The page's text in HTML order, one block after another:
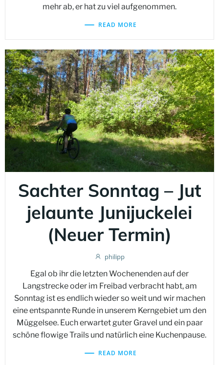
mehr ab, er hat zu viel aufgenommen.
READ MORE
Sachter Sonntag – Jut
jelaunte Junijuckelei
(Neuer Termin)
philipp
Egal ob ihr die letzten Wochenenden auf der
Langstrecke oder im Freibad verbracht habt, am
Sonntag ist es endlich wieder so weit und wir machen
eine entspannte Runde in unserem Kerngebiet um den
Müggelsee. Euch erwartet guter Gravel und ein paar
schöne flowige Trails und natürlich eine Kuchenpause.
READ MORE